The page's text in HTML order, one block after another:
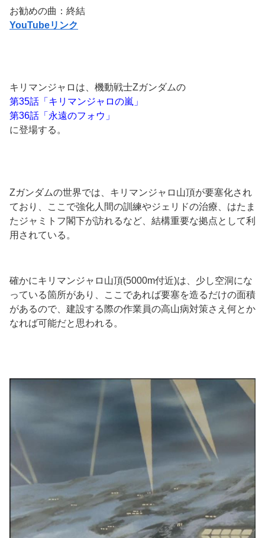
お勧めの曲：終結
YouTubeリンク
キリマンジャロは、機動戦士Zガンダムの
第35話「キリマンジャロの嵐」
第36話「永遠のフォウ」
に登場する。
Zガンダムの世界では、キリマンジャロ山頂が要塞化され
ており、ここで強化人間の訓練やジェリドの治療、はたま
たジャミトフ閣下が訪れるなど、結構重要な拠点として利
用されている。
確かにキリマンジャロ山頂(5000m付近)は、少し空洞にな
っている箇所があり、ここであれば要塞を造るだけの面積
があるので、建設する際の作業員の高山病対策さえ何とか
なれば可能だと思われる。